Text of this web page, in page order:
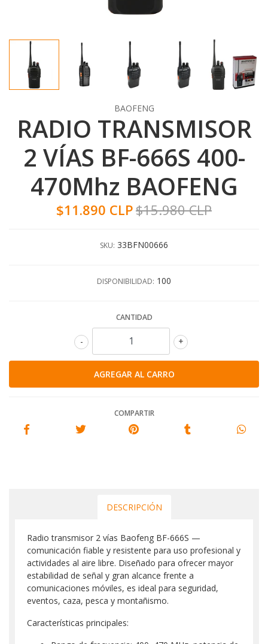
BAOFENG
RADIO TRANSMISOR
2 VÍAS BF-666S 400-
470Mhz BAOFENG
$11.890 CLP$15.980 CLP
SKU: 33BFN00666
DISPONIBILIDAD: 100
CANTIDAD
+
-
COMPARTIR
DESCRIPCIÓN
Radio transmisor 2 vías Baofeng BF-666S —
comunicación fiable y resistente para uso profesional y
actividades al aire libre. Diseñado para ofrecer mayor
estabilidad de señal y gran alcance frente a
comunicaciones móviles, es ideal para seguridad,
eventos, caza, pesca y montañismo.
Características principales: